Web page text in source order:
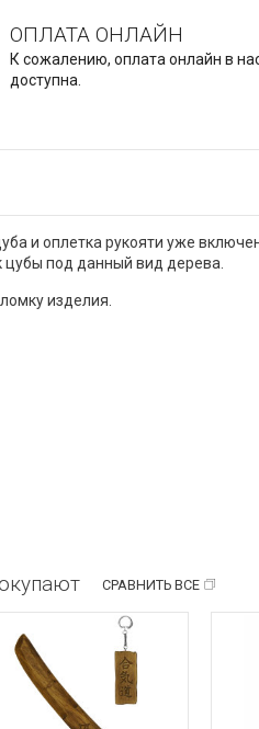
ОПЛАТА ОНЛАЙН
К сожалению, оплата онлайн в
доступна.
и оплетка рукояти уже
цубы под данный вид дерева.
изделия.
СРАВНИТЬ ВСЕ